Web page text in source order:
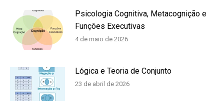
Psicologia Cognitiva, Metacognição e
Funções Executivas
4 de maio de 2026
Lógica e Teoria de Conjunto
23 de abril de 2026